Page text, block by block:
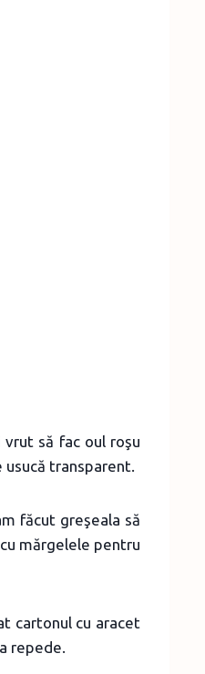
să fac oul roşu
transparent.
făcut greşeala să
mărgelele pentru
cartonul cu aracet
repede.